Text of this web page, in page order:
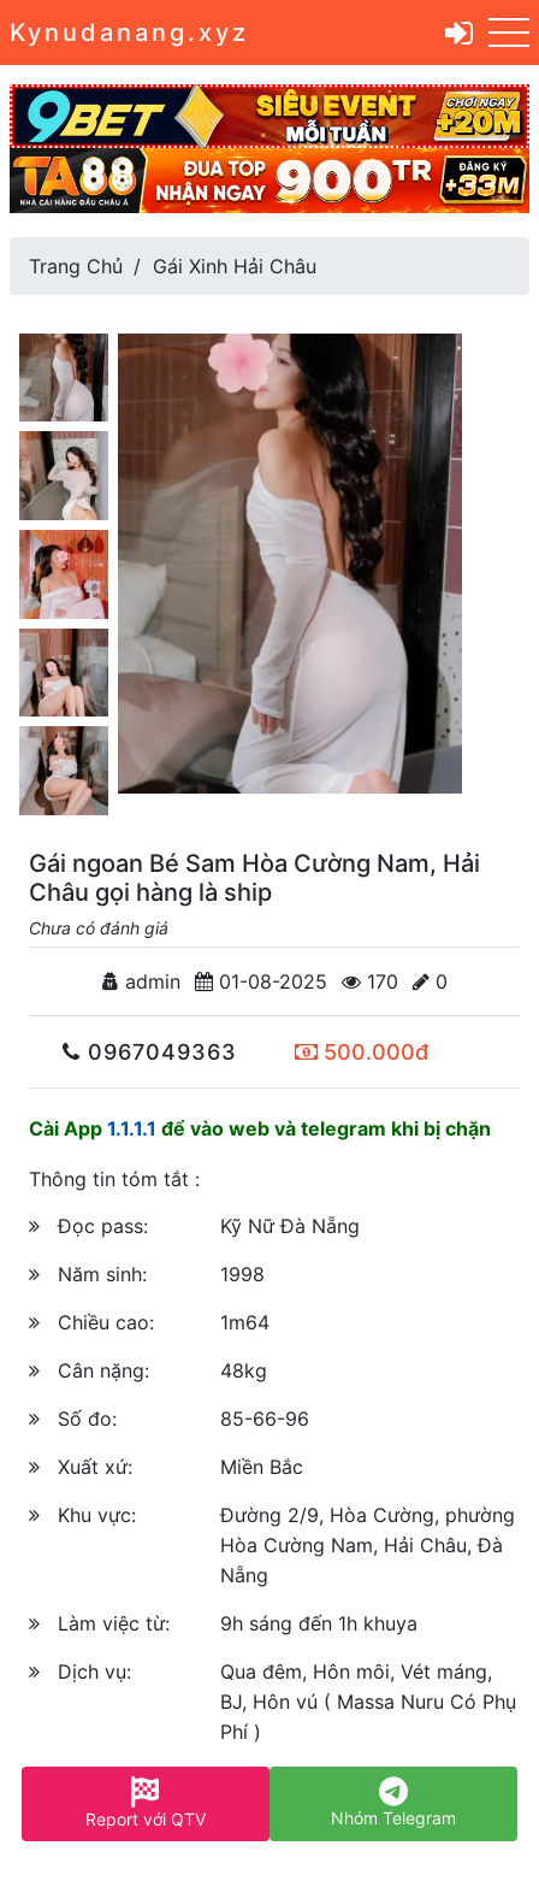
Kynudanang.xyz
Trang Chủ Gái Xinh Hải Châu
Gái ngoan Bé Sam Hòa Cường Nam, Hải
Châu gọi hàng là ship
Chưa có đánh giá
admin 01-08-2025 170 0
0967049363 500.000đ
Cài App 1.1.1.1 để vào web và telegram khi bị chặn
Thông tin tóm tắt :
Đọc pass:
Kỹ Nữ Đà Nẵng
Năm sinh:
1998
Chiều cao:
1m64
Cân nặng:
48kg
Số đo:
85-66-96
Xuất xứ:
Miền Bắc
Khu vực:
Đường 2/9, Hòa Cường, phường
Hòa Cường Nam, Hải Châu, Đà
Nẵng
Làm việc từ:
9h sáng đến 1h khuya
Dịch vụ:
Qua đêm, Hôn môi, Vét máng,
BJ, Hôn vú ( Massa Nuru Có Phụ
Phí )
Report với QTV Nhóm Telegram